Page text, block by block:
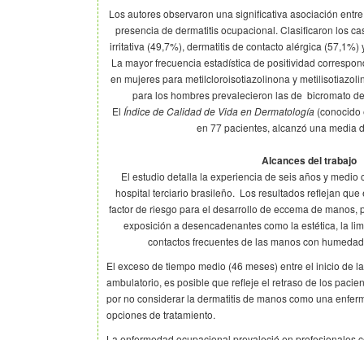
Los autores observaron una significativa asociación
presencia de dermatitis ocupacional. Clasificaron los
irritativa (49,7%), dermatitis de contacto alérgica
La mayor frecuencia estadística de positividad
en mujeres para metilcloroisotiazolinona y
para los hombres prevalecieron las de bicromato
El Índice de Calidad de Vida en Dermatología (conocido
en 77 pacientes, alcanzó una media
Alcances del trabajo
El estudio detalla la experiencia de seis años y medio
hospital terciario brasileño. Los resultados reflejan
factor de riesgo para el desarrollo de eccema de manos,
exposición a desencadenantes como la estética, la
contactos frecuentes de las manos con
El exceso de tiempo medio (46 meses) entre el inicio de
ambulatorio, es posible que refleje el retraso de los
por no considerar la dermatitis de manos como una
opciones de tratamiento.